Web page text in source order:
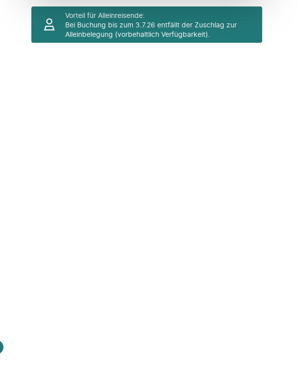
Vorteil für Alleinreisende:
Bei Buchung bis zum 3.7.26 entfällt der Zuschlag zur
Alleinbelegung (vorbehaltlich Verfügbarkeit).